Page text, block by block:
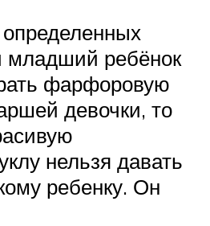
младший ребёнок
фарфоровую
девочки, то
нельзя давать
ребенку. Он